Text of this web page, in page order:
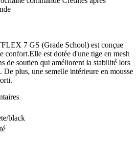
7 GS (Grade School) est conçue
confort.Elle est dotée d'une tige en mesh
de soutien qui améliorent la stabilité lors
De plus, une semelle intérieure en mousse
black